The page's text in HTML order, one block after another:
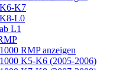
K7
L0
L1
RMP anzeigen
K5-K6 (2005-2006)